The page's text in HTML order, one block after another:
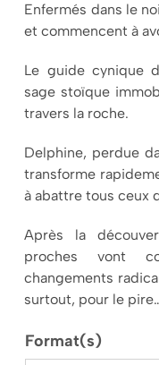
Enfermés dans le
et commencent à
Le guide cynique
sage stoïque
travers la roche.
Delphine, perdue
transforme
à abattre tous ceux
Après la
proches vont
changements
surtout, pour le
Format(s)